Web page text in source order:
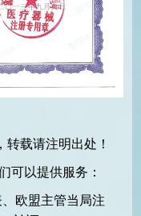
转载请注明出处！
可以提供服务：
欧盟主管当局注